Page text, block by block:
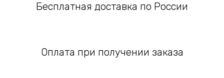
Бесплатная доставка по России
Оплата при получении заказа